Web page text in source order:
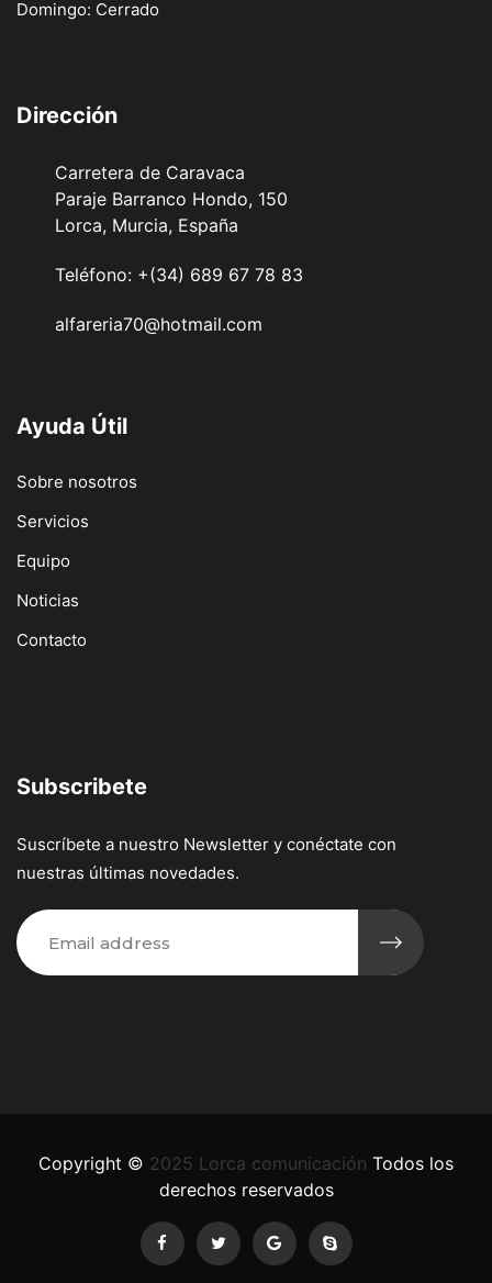
Domingo: Cerrado
Dirección
Carretera de Caravaca
Paraje Barranco Hondo, 150
Lorca, Murcia, España
Teléfono: +(34) 689 67 78 83
alfareria70@hotmail.com
Ayuda Útil
Sobre nosotros
Servicios
Equipo
Noticias
Contacto
Subscribete
Suscríbete a nuestro Newsletter y conéctate con
nuestras últimas novedades.
Copyright © 2025 Lorca comunicación Todos los
derechos reservados